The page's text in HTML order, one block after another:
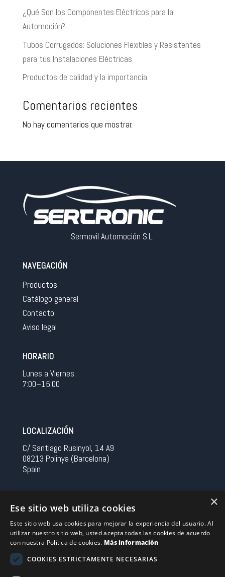
¿Qué Son los Componentes Eléctricos para la
Automoción?
Tubos Corrugados: Soluciones Flexibles y Resistentes
para tus Instalaciones Eléctricas
Productos de calidad y la importancia
Comentarios recientes
No hay comentarios que mostrar.
Sermovil Automoción S.L.
NAVEGACIÓN
Productos
Catálogo general
Contacto
Aviso legal
HORARIO
Lunes a Viernes:
7:00–15:00
LOCALIZACIÓN
C/ Santiago Rusinyol, 14 A9
08213 Polinya (Barcelona)
Spain
Tel 0034 93 713 37 30
sermovil@sertronic.es
Acceso intranet para representantes
×
Ese sitio web utiliza cookies
Este sitio web usa cookies para mejorar la experiencia del usuario. Al
utilizar nuestro sitio web, usted acepta todas las cookies de acuerdo
con nuestra Política de cookies. Más información
COOKIES ESTRICTAMENTE NECESARIAS